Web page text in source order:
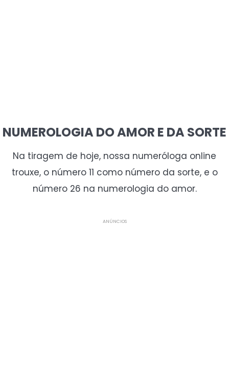
NUMEROLOGIA DO AMOR E DA SORTE
Na tiragem de hoje, nossa numeróloga online
trouxe, o número 11 como número da sorte, e o
número 26 na numerologia do amor.
ANÚNCIOS